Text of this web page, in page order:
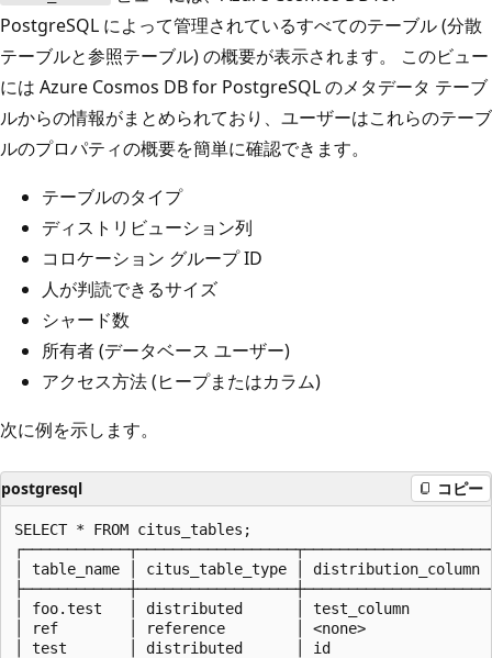
PostgreSQL によって管理されているすべてのテーブル (分散
テーブルと参照テーブル) の概要が表示されます。 このビュー
には Azure Cosmos DB for PostgreSQL のメタデータ テーブ
ルからの情報がまとめられており、ユーザーはこれらのテーブ
ルのプロパティの概要を簡単に確認できます。
テーブルのタイプ
ディストリビューション列
コロケーション グループ ID
人が判読できるサイズ
シャード数
所有者 (データベース ユーザー)
アクセス方法 (ヒープまたはカラム)
次に例を示します。
postgresql コピー
SELECT * FROM citus_tables;
│ table_name │ citus_table_type │
│ foo.test   │ distributed      │ test_column
│ ref        │ reference        │ <none>
│ test       │ distributed      │ id